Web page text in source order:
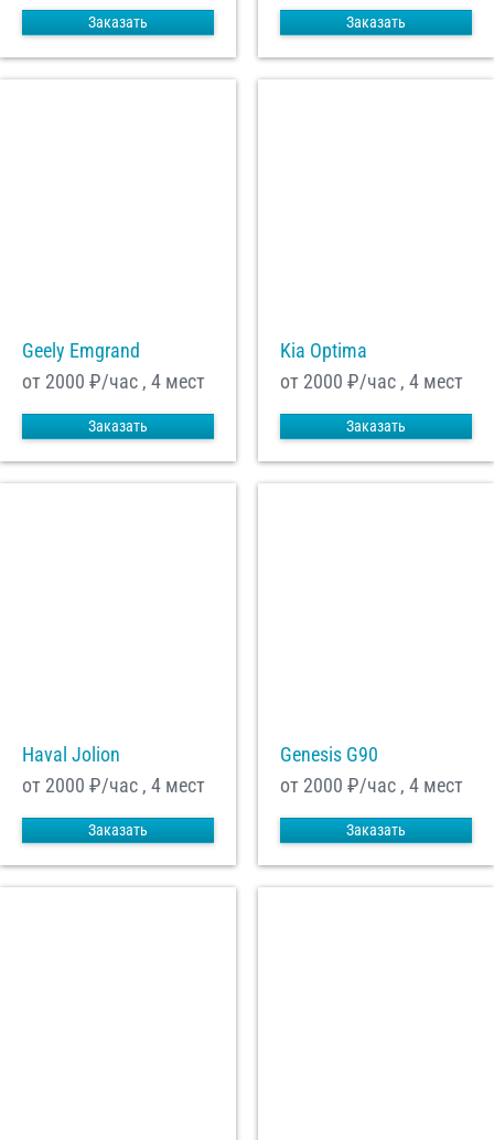
Заказать Заказать
Geely Emgrand
от 2000 ₽/час , 4 мест
Заказать
Kia Optima
от 2000 ₽/час , 4 мест
Заказать
Haval Jolion
от 2000 ₽/час , 4 мест
Заказать
Genesis G90
от 2000 ₽/час , 4 мест
Заказать